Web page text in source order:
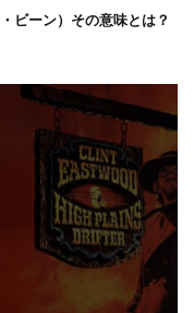
ビーン）その意味とは？